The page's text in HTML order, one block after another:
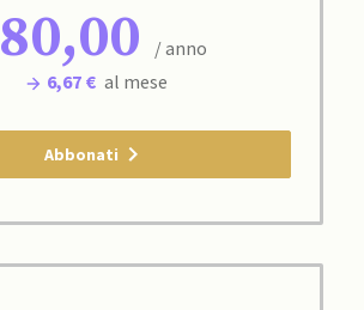
80,00
/ anno
6,67 € al mese
Abbonati